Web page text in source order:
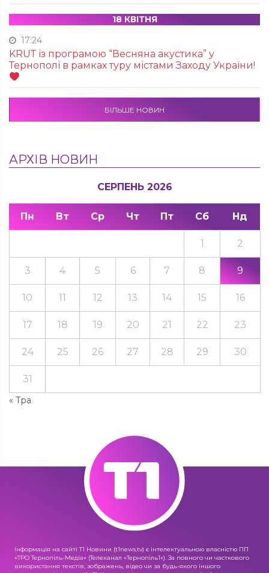
18 КВІТНЯ
17:24
KRUТ із програмою “Весняна акустика” у
Тернополі в рамках туру містами Заходу України!
БІЛЬШЕ НОВИН
АРХІВ НОВИН
СЕРПЕНЬ 2026
Пн Вт Ср Чт Пт Сб Нд
« Тра
1 2
3 4 5 6 7 8 9
10 11 12 13 14 15 16
17 18 19 20 21 22 23
24 25 26 27 28 29 30
31
Інформація на сайті Т1 Новини (t1news.tv) є інтелектуальною власністю ПП
«ТРО Тернопіль-Медіа» (Телеканал «Тернопіль1»). За повного чи часткового
використання текстів, зображень, відео чи за будь-якого іншого